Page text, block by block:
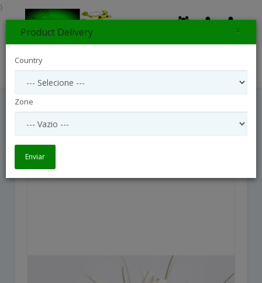
Favourite Person
}
Product Delivery ×
Country
Zone
Enviar